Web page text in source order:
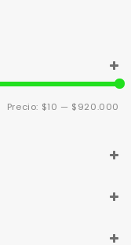
Precio: $10 — $920.000